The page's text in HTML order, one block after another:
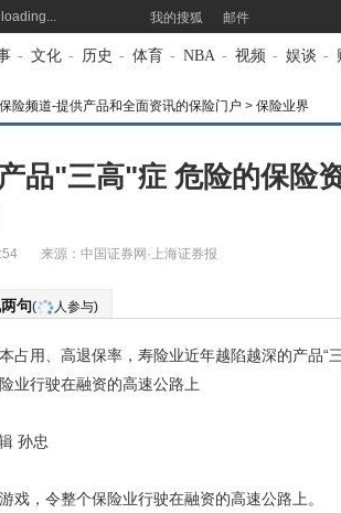
loading... 我的搜狐 邮件
- 文化 - 历史 - 体育 - NBA - 视频 - 娱谈 -
保险频道-提供产品和全面资讯的保险门户 > 保险业界
品"三高"症 危险的保险
来源： 中国证券网·上海证券报
句( 人参与)
用、高退保率，寿险业近年越陷越深的产品“三
业行驶在融资的高速公路上
孙忠
，令整个保险业行驶在融资的高速公路上。